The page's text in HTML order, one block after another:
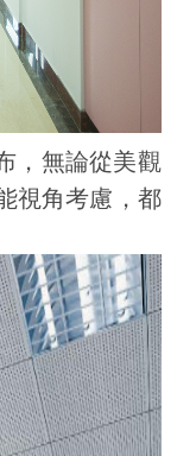
無論從美觀
視角考慮，都